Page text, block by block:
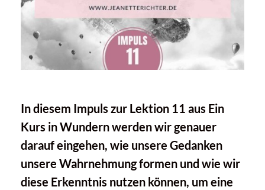
In diesem Impuls zur Lektion 11 aus Ein
Kurs in Wundern werden wir genauer
darauf eingehen, wie unsere Gedanken
unsere Wahrnehmung formen und wie wir
diese Erkenntnis nutzen können, um eine